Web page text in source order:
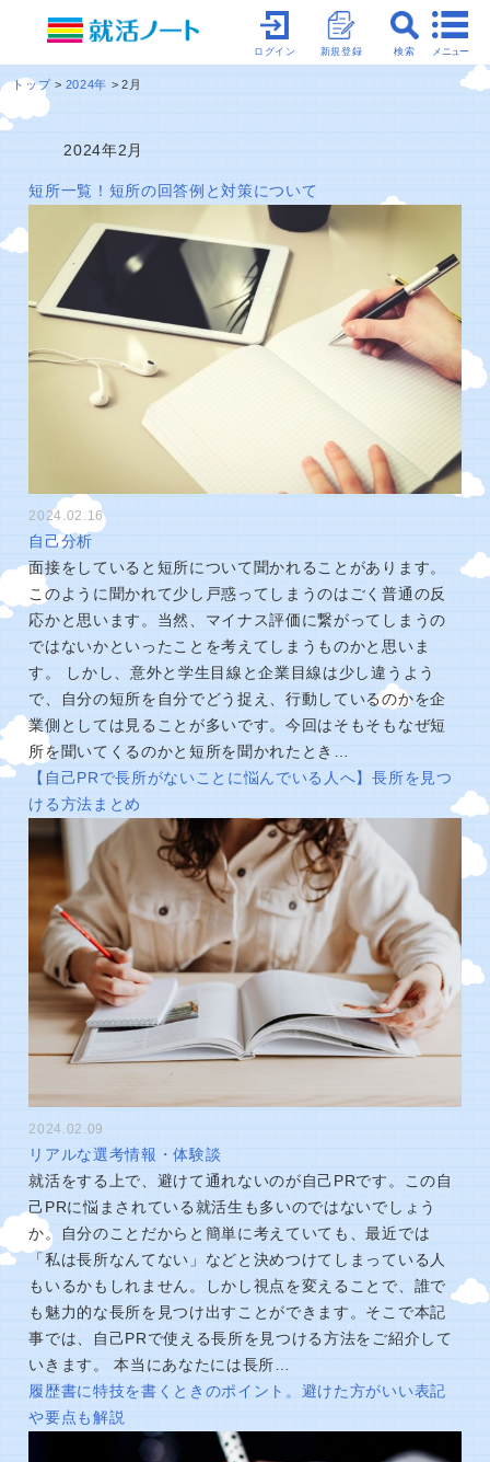
メニュー
検索
新規登録
ログイン
トップ 2024年 2月
2024年2月
短所一覧！短所の回答例と対策について
2024.02.16
自己分析
面接をしていると短所について聞かれることがあります。
このように聞かれて少し戸惑ってしまうのはごく普通の反
応かと思います。当然、マイナス評価に繋がってしまうの
ではないかといったことを考えてしまうものかと思いま
す。 しかし、意外と学生目線と企業目線は少し違うよう
で、自分の短所を自分でどう捉え、行動しているのかを企
業側としては見ることが多いです。今回はそもそもなぜ短
所を聞いてくるのかと短所を聞かれたとき…
【自己PRで長所がないことに悩んでいる人へ】長所を見つ
ける方法まとめ
2024.02.09
リアルな選考情報・体験談
就活をする上で、避けて通れないのが自己PRです。この自
己PRに悩まされている就活生も多いのではないでしょう
か。自分のことだからと簡単に考えていても、最近では
「私は長所なんてない」などと決めつけてしまっている人
もいるかもしれません。しかし視点を変えることで、誰で
も魅力的な長所を見つけ出すことができます。そこで本記
事では、自己PRで使える長所を見つける方法をご紹介して
いきます。 本当にあなたには長所…
履歴書に特技を書くときのポイント。避けた方がいい表記
や要点も解説